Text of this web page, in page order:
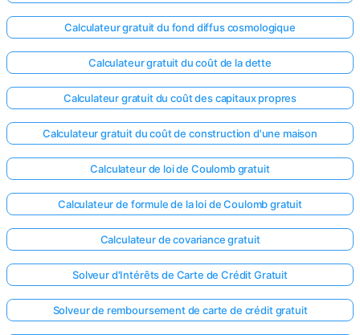
Calculateur gratuit du fond diffus cosmologique
Calculateur gratuit du coût de la dette
Calculateur gratuit du coût des capitaux propres
Calculateur gratuit du coût de construction d'une maison
Calculateur de loi de Coulomb gratuit
Calculateur de formule de la loi de Coulomb gratuit
Calculateur de covariance gratuit
Solveur d'Intérêts de Carte de Crédit Gratuit
Solveur de remboursement de carte de crédit gratuit